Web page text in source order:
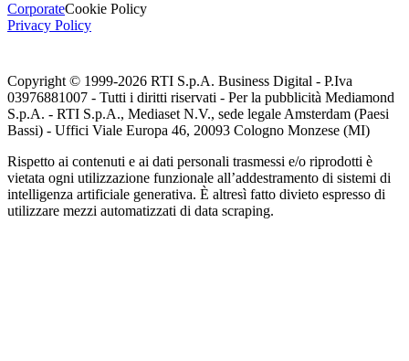
CorporateCookie Policy
Privacy Policy
Copyright © 1999-2026 RTI S.p.A. Business Digital - P.Iva
03976881007 - Tutti i diritti riservati - Per la pubblicità Mediamond
S.p.A. - RTI S.p.A., Mediaset N.V., sede legale Amsterdam (Paesi
Bassi) - Uffici Viale Europa 46, 20093 Cologno Monzese (MI)
Rispetto ai contenuti e ai dati personali trasmessi e/o riprodotti è
vietata ogni utilizzazione funzionale all’addestramento di sistemi di
intelligenza artificiale generativa. È altresì fatto divieto espresso di
utilizzare mezzi automatizzati di data scraping.